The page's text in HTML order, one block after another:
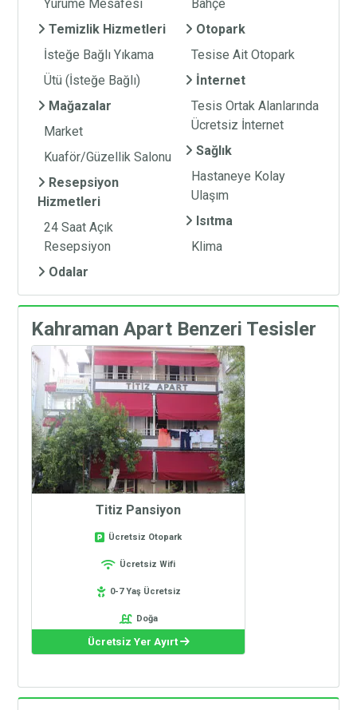
Yürüme Mesafesi
Temizlik Hizmetleri
İsteğe Bağlı Yıkama
Ütü (İsteğe Bağlı)
Mağazalar
Market
Kuaför/Güzellik Salonu
Hizmetleri
24 Saat Açık
Resepsiyon
Odalar
Bahçe
Otopark
Tesise Ait Otopark
İnternet
Tesis Ortak Alanlarında
Ücretsiz İnternet
Sağlık
Hastaneye Kolay
Ulaşım
Isıtma
Klima
Kahraman Apart Benzeri Tesisler
Titiz Pansiyon
Ücretsiz Otopark
Ücretsiz Wifi
0-7 Yaş Ücretsiz
Doğa
Ücretsiz Yer Ayırt